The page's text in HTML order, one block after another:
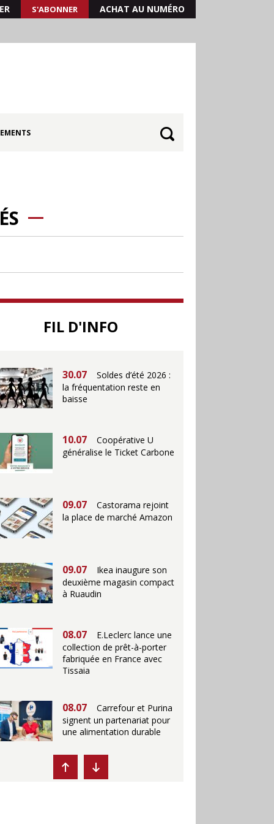
S'ABONNER ACHAT AU NUMÉRO
FIL D'INFO
30.06
Canicule : les
soutenir le commerce
magasin à La Défense
30.07
Soldes d’été 2026 :
la fréquentation reste en
baisse
10.07
Coopérative U
généralise le Ticket Carbone
09.07
Castorama rejoint
la place de marché Amazon
09.07
Ikea inaugure son
deuxième magasin compact
à Ruaudin
08.07
E.Leclerc lance une
collection de prêt-à-porter
fabriquée en France avec
Tissaia
08.07
Carrefour et Purina
signent un partenariat pour
une alimentation durable
07.07
Ikea propose des